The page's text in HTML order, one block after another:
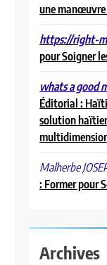
une
https://right-
pour Soigner
whats a good
Éditorial :
solution
Malherbe
: Former pour
Archives